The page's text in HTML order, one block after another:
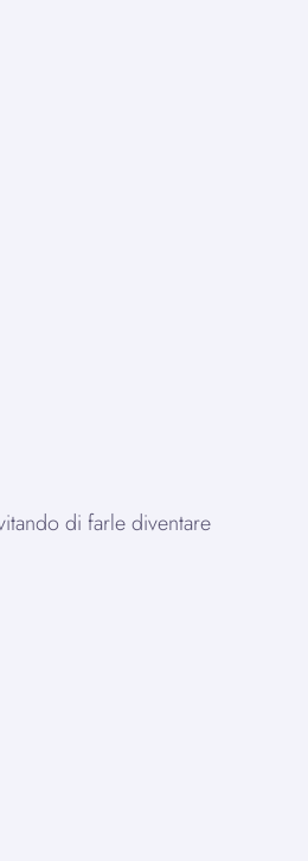
di farle diventare